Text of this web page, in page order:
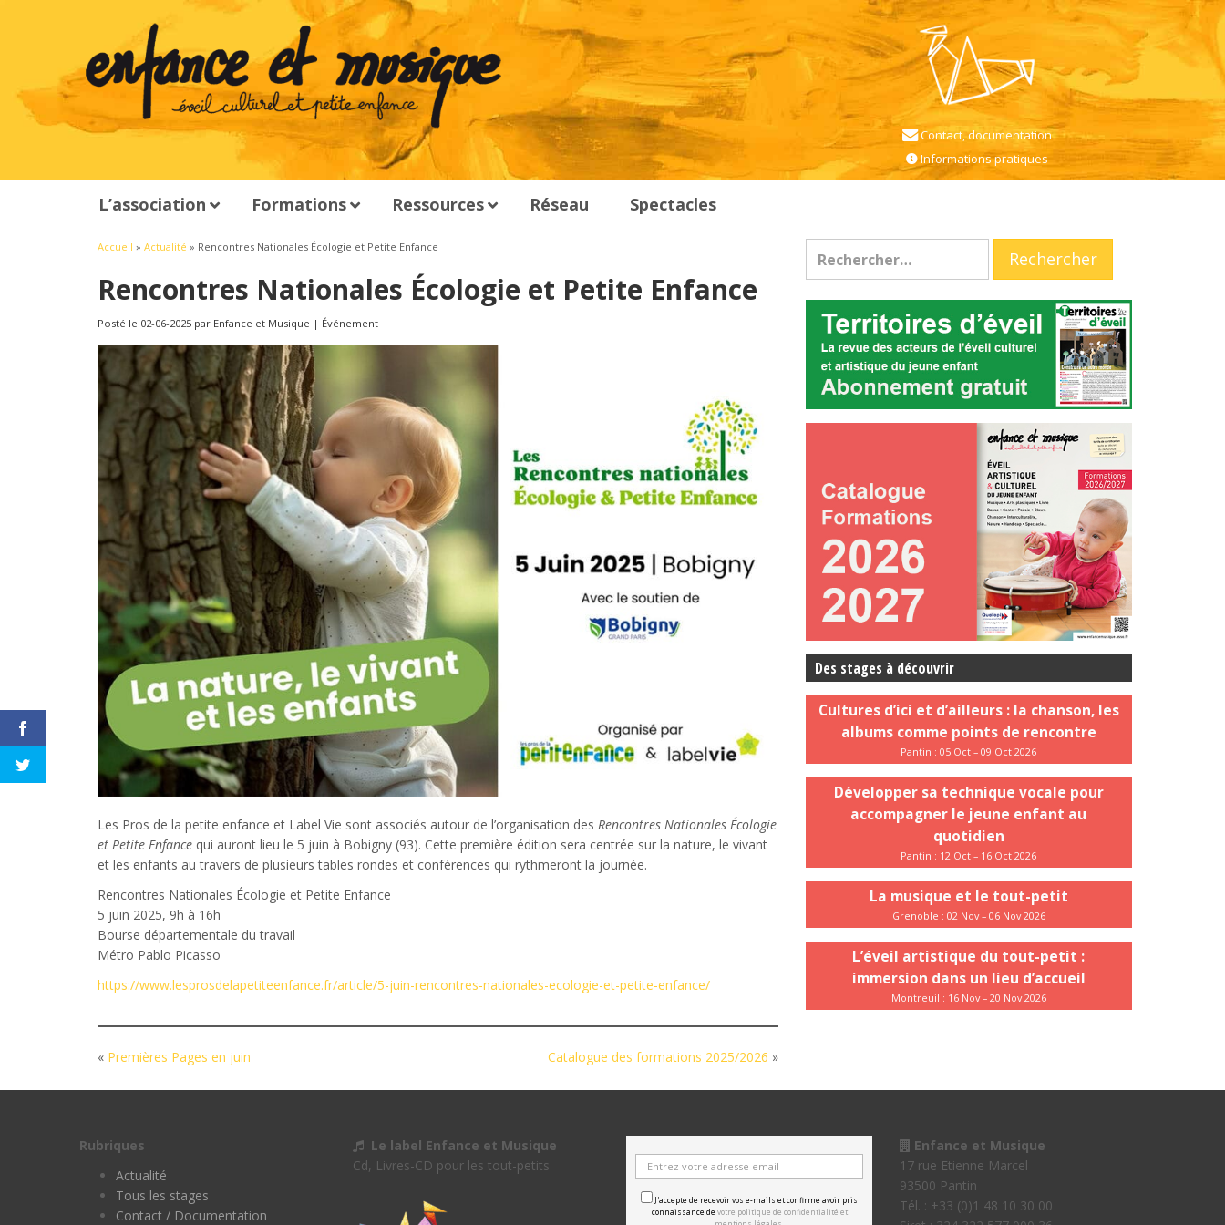
Contact, documentation
Informations pratiques
L’association Formations Ressources Réseau Spectacles
Accueil » Actualité » Rencontres Nationales Écologie et Petite Enfance
Rencontres Nationales Écologie et Petite Enfance
Posté le 02-06-2025 par Enfance et Musique | Événement
Les Pros de la petite enfance et Label Vie sont associés autour de l’organisation des Rencontres Nationales Écologie
et Petite Enfance qui auront lieu le 5 juin à Bobigny (93). Cette première édition sera centrée sur la nature, le vivant
et les enfants au travers de plusieurs tables rondes et conférences qui rythmeront la journée.
Rencontres Nationales Écologie et Petite Enfance
5 juin 2025, 9h à 16h
Bourse départementale du travail
Métro Pablo Picasso
https://www.lesprosdelapetiteenfance.fr/article/5-juin-rencontres-nationales-ecologie-et-petite-enfance/
« Premières Pages en juin Catalogue des formations 2025/2026 »
Des stages à découvrir
Cultures d’ici et d’ailleurs : la chanson, les
albums comme points de rencontre
Pantin : 05 Oct – 09 Oct 2026
Développer sa technique vocale pour
accompagner le jeune enfant au
quotidien
Pantin : 12 Oct – 16 Oct 2026
La musique et le tout-petit
Grenoble : 02 Nov – 06 Nov 2026
L’éveil artistique du tout-petit :
immersion dans un lieu d’accueil
Montreuil : 16 Nov – 20 Nov 2026
Rubriques
Actualité
Tous les stages
Contact / Documentation
Le label Enfance et Musique
Cd, Livres-CD pour les tout-petits
J'accepte de recevoir vos e-mails et confirme avoir pris
connaissance de votre politique de confidentialité et
Enfance et Musique
17 rue Etienne Marcel
93500 Pantin
Tél. : +33 (0)1 48 10 30 00